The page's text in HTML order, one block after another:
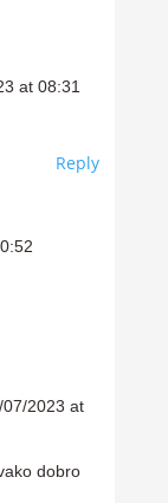
at 08:31
Reply
2023 at
dobro